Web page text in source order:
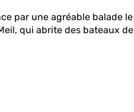
par une agréable balade le
qui abrite des bateaux de